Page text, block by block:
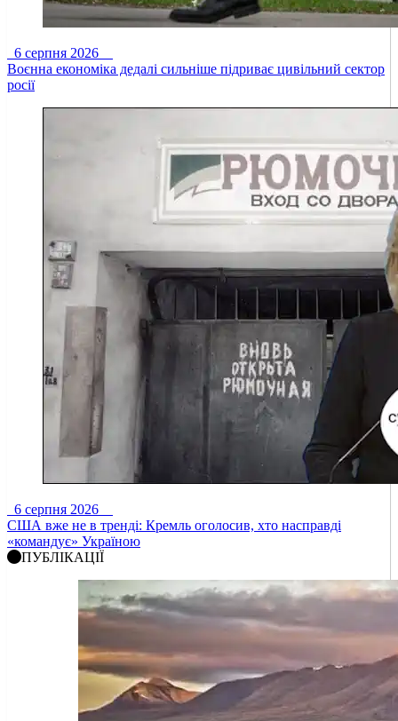
6 серпня 2026
Воєнна економіка дедалі сильніше підриває цивільний сектор
росії
6 серпня 2026
США вже не в тренді: Кремль оголосив, хто насправді
«командує» Україною
ПУБЛІКАЦІЇ